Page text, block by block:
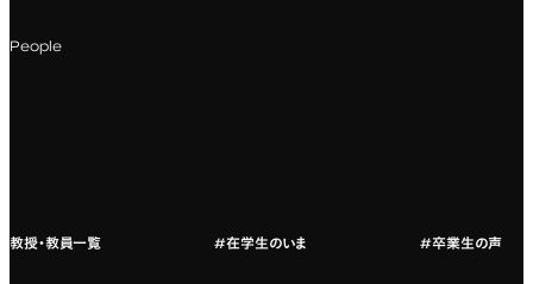
People
教授・教員一覧 #在学生のいま #卒業生の声